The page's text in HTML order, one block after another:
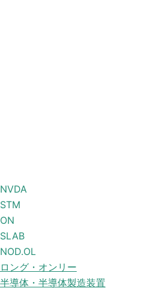
NVDA
STM
ON
SLAB
NOD.OL
ロング・オンリー
半導体・半導体製造装置